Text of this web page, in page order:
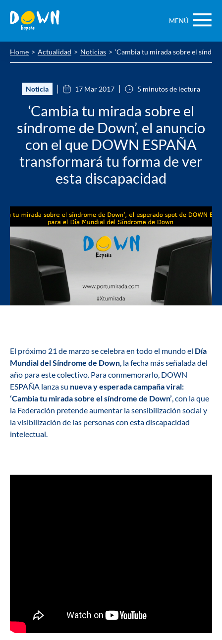
contenido
MENÚ
Home Actualidad Noticias ‘Cambia tu mirada sobre el
Noticia 17 Mar 2017 5 minutos de lectura
‘Cambia tu mirada sobre el
síndrome de Down’, el anuncio
con el que DOWN ESPAÑA
transformará tu forma de ver
esta discapacidad
El próximo 21 de marzo se celebra en todo el mundo el Día
Mundial del Síndrome de Down, la fecha más señalada del
año para este colectivo. Para conmemorarlo, DOWN
ESPAÑA lanza su nueva y esperada campaña viral:
‘Cambia tu mirada sobre el síndrome de Down’, con la que
la Federación pretende aumentar la sensibilización social y
la visibilización de las personas con esta discapacidad
intelectual.